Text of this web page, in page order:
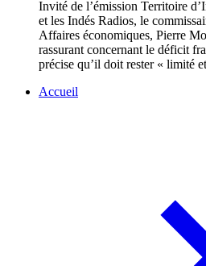
Invité de l’émission Territoire
et les Indés Radios, le
Affaires économiques, Pierre
rassurant concernant le déficit
précise qu’il doit rester « limité
Accueil